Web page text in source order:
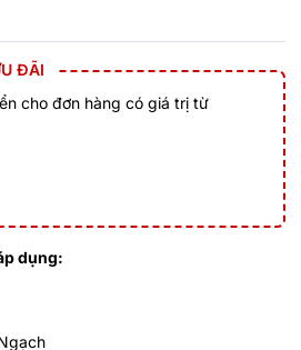
ĐÃI
cho đơn hàng có giá trị từ
dụng: